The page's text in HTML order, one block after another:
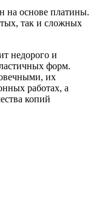
на основе платины.
так и сложных
недорого и
форм.
их
работах, а
копий